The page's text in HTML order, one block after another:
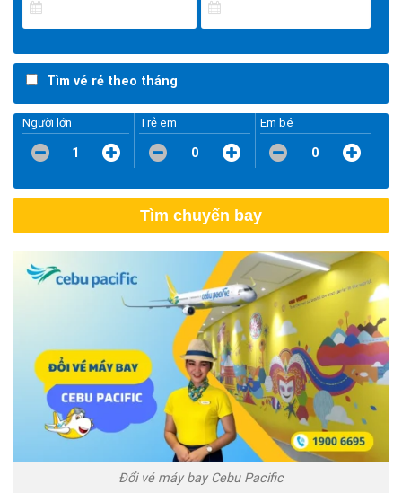
Tìm vé rẻ theo tháng
Người lớn
1
Trẻ em
0
Em bé
0
Tìm chuyến bay
Đổi vé máy bay Cebu Pacific